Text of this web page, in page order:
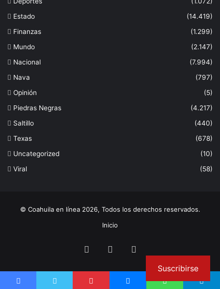
Estado
(14.419)
Finanzas
(1.299)
Mundo
(2.147)
Nacional
(7.994)
Nava
(797)
Opinión
(5)
Piedras Negras
(4.217)
Saltillo
(440)
Texas
(678)
Uncategorized
(10)
Viral
(58)
© Coahuila en línea 2026, Todos los derechos reservados.
Inicio
FacebookTwitter
Suscribirse